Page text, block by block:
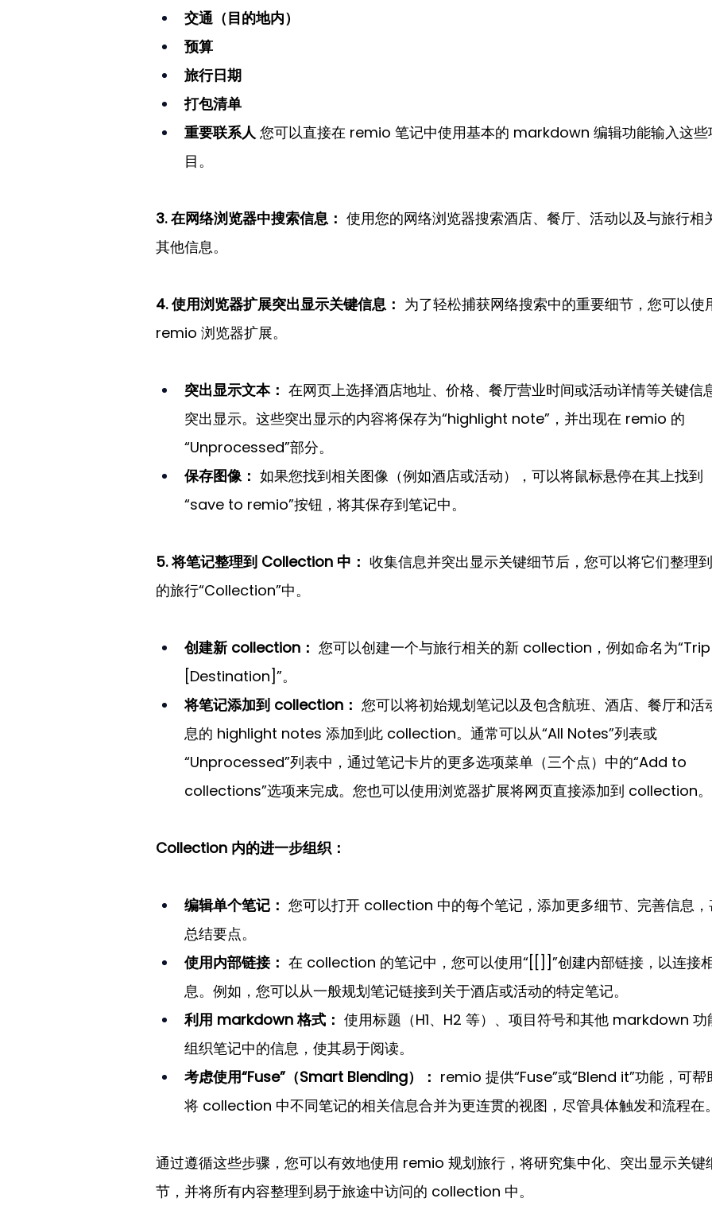
交通（目的地内）
预算
旅行日期
打包清单
重要联系人 您可以直接在 remio 笔记中使用基本的 markdown 编辑功能输入这些
目。
3. 在网络浏览器中搜索信息： 使用您的网络浏览器搜索酒店、餐厅、活动以及与旅行相
其他信息。
4. 使用浏览器扩展突出显示关键信息： 为了轻松捕获网络搜索中的重要细节，您可以
remio 浏览器扩展。
突出显示文本： 在网页上选择酒店地址、价格、餐厅营业时间或活动详情等关键信
突出显示。这些突出显示的内容将保存为“highlight note”，并出现在 remio 的
“Unprocessed”部分。
保存图像： 如果您找到相关图像（例如酒店或活动），可以将鼠标悬停在其上找到
“save to remio”按钮，将其保存到笔记中。
5. 将笔记整理到 Collection 中： 收集信息并突出显示关键细节后，您可以将它们整理
的旅行“Collection”中。
创建新 collection： 您可以创建一个与旅行相关的新 collection，例如命名为
[Destination]”。
将笔记添加到 collection： 您可以将初始规划笔记以及包含航班、酒店、餐厅和活
息的 highlight notes 添加到此 collection。通常可以从“All Notes”列表或
“Unprocessed”列表中，通过笔记卡片的更多选项菜单（三个点）中的“Add to
collections”选项来完成。您也可以使用浏览器扩展将网页直接添加到 collection。
Collection 内的进一步组织：
编辑单个笔记： 您可以打开 collection 中的每个笔记，添加更多细节、完善信息
总结要点。
使用内部链接： 在 collection 的笔记中，您可以使用“[[]]”创建内部链接，以连接
息。例如，您可以从一般规划笔记链接到关于酒店或活动的特定笔记。
利用 markdown 格式： 使用标题（H1、H2 等）、项目符号和其他 markdown 功
组织笔记中的信息，使其易于阅读。
考虑使用“Fuse”（Smart Blending）： remio 提供“Fuse”或“Blend it”功能，可帮
将 collection 中不同笔记的相关信息合并为更连贯的视图，尽管具体触发和流程在
通过遵循这些步骤，您可以有效地使用 remio 规划旅行，将研究集中化、突出显示关键
节，并将所有内容整理到易于旅途中访问的 collection 中。